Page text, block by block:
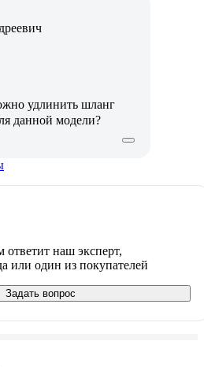
удлинить шланг
данной модели?
ответит наш эксперт,
или один из покупателей
Задать вопрос